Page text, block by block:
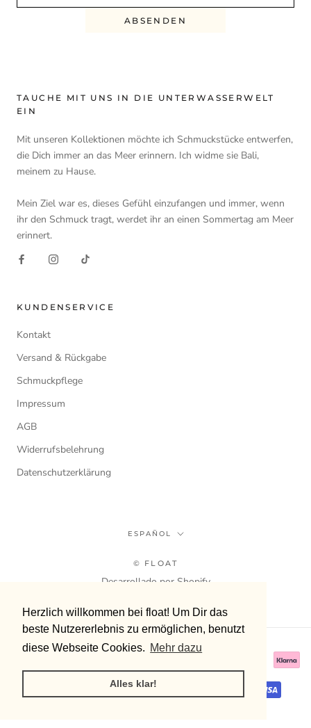
Herzlich willkommen bei float! Um Dir das
beste Nutzererlebnis zu ermöglichen, benutzt
diese Webseite Cookies. Mehr dazu
Alles klar!
Herzlich willkommen bei float! Um Dir das
beste Nutzererlebnis zu ermöglichen, benutzt
diese Webseite Cookies. Mehr dazu
Alles klar!
ABSENDEN
TAUCHE MIT UNS IN DIE UNTERWASSERWELT
EIN
Mit unseren Kollektionen möchte ich Schmuckstücke entwerfen,
die Dich immer an das Meer erinnern. Ich widme sie Bali,
meinem zu Hause.
Mein Ziel war es, dieses Gefühl einzufangen und immer, wenn
ihr den Schmuck tragt, werdet ihr an einen Sommertag am Meer
erinnert.
KUNDENSERVICE
Kontakt
Versand & Rückgabe
Schmuckpflege
Impressum
AGB
Widerrufsbelehrung
Datenschutzerklärung
Idioma
ESPAÑOL
© FLOAT
Desarrollado por Shopify